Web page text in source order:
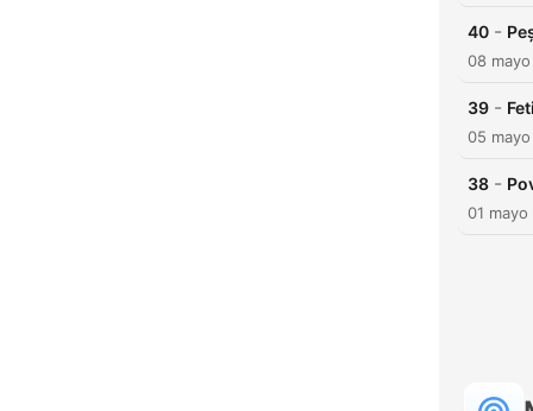
40 -
08
39 -
05
38 -
01